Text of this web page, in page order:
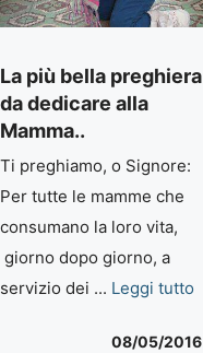
La più bella preghiera
da dedicare alla
Mamma..
Ti preghiamo, o Signore:
Per tutte le mamme che
consumano la loro vita,
giorno dopo giorno, a
servizio dei ... Leggi tutto
08/05/2016